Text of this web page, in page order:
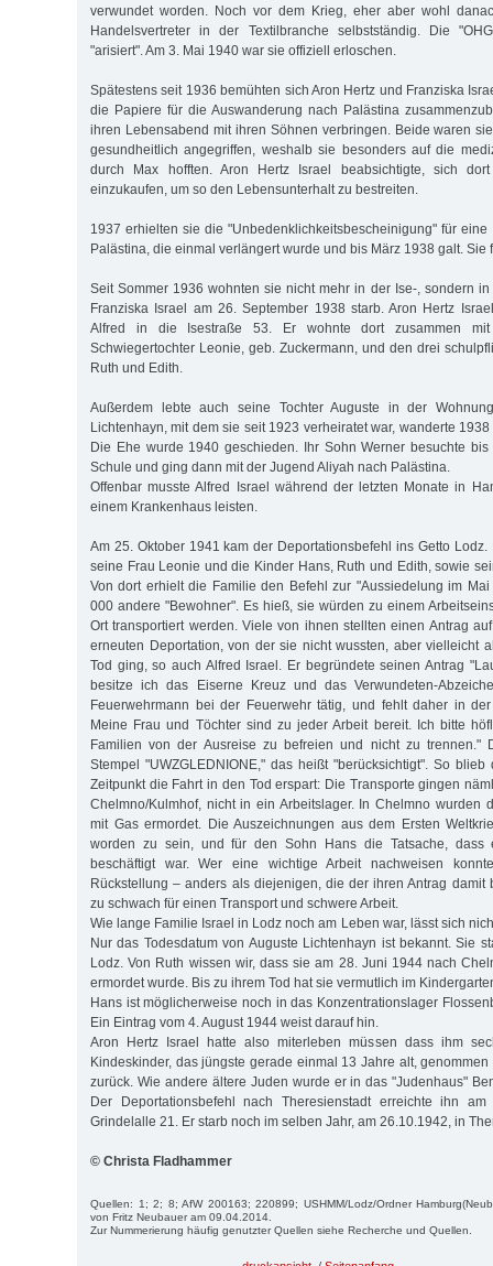
verwundet worden. Noch vor dem Krieg, eher aber wohl
Handelsvertreter in der Textilbranche selbstständig. Die
"arisiert". Am 3. Mai 1940 war sie offiziell erloschen.
Spätestens seit 1936 bemühten sich Aron Hertz und Franziska
die Papiere für die Auswanderung nach Palästina
ihren Lebensabend mit ihren Söhnen verbringen. Beide waren
gesundheitlich angegriffen, weshalb sie besonders auf die
durch Max hofften. Aron Hertz Israel beabsichtigte, sich
einzukaufen, um so den Lebensunterhalt zu bestreiten.
1937 erhielten sie die "Unbedenklichkeitsbescheinigung" für eine
Palästina, die einmal verlängert wurde und bis März 1938 galt. Sie
Seit Sommer 1936 wohnten sie nicht mehr in der Ise-, sondern
Franziska Israel am 26. September 1938 starb. Aron Hertz
Alfred in die Isestraße 53. Er wohnte dort zusammen
Schwiegertochter Leo­nie, geb. Zuckermann, und den drei
Ruth und Edith.
Außerdem lebte auch seine Tochter Auguste in der
Lichtenhayn, mit dem sie seit 1923 verheiratet war, wanderte
Die Ehe wurde 1940 geschieden. Ihr Sohn Werner besuchte
Schule und ging dann mit der Jugend Aliyah nach Palästina.
Offenbar musste Alfred Israel während der letzten Monate in
einem Krankenhaus leisten.
Am 25. Oktober 1941 kam der Deportationsbefehl ins Getto Lodz.
seine Frau Leonie und die Kinder Hans, Ruth und Edith, sowie
Von dort erhielt die Familie den Befehl zur "Aussiedelung im
000 andere "Bewohner". Es hieß, sie würden zu einem
Ort transportiert werden. Viele von ihnen stellten einen Antrag
erneuten Deportation, von der sie nicht wussten, aber vielleicht
Tod ging, so auch Alfred Israel. Er begründete seinen Antrag
besitze ich das Eiserne Kreuz und das Verwundeten-
Feuerwehrmann bei der Feuerwehr tätig, und fehlt daher in der
Meine Frau und Töchter sind zu jeder Arbeit bereit. Ich bitte
Familien von der Ausreise zu befreien und nicht zu trennen."
Stempel "UWZGLEDNIONE," das heißt "berücksichtigt". So
Zeitpunkt die Fahrt in den Tod erspart: Die Transporte gingen
Chelmno/Kulmhof, nicht in ein Arbeitslager. In Chelmno wurden
mit Gas ermordet. Die Auszeichnungen aus dem Ersten
worden zu sein, und für den Sohn Hans die Tatsache, dass
beschäftigt war. Wer eine wichtige Arbeit nachweisen
Rückstellung – anders als diejenigen, die der ihren Antrag damit
zu schwach für einen Transport und schwere Arbeit.
Wie lange Familie Israel in Lodz noch am Leben war, lässt sich
Nur das Todesdatum von Auguste Lichtenhayn ist bekannt. Sie
Lodz. Von Ruth wissen wir, dass sie am 28. Juni 1944 nach
ermordet wurde. Bis zu ihrem Tod hat sie vermutlich im
Hans ist möglicherweise noch in das Konzentrationslager
Ein Eintrag vom 4. August 1944 weist darauf hin.
Aron Hertz Israel hatte also miterleben müssen dass ihm
Kindeskinder, das jüngste gerade einmal 13 Jahre alt,
zurück. Wie andere ältere Juden wurde er in das "Judenhaus"
Der Deportationsbefehl nach Theresienstadt erreichte ihn
Grindelalle 21. Er starb noch im selben Jahr, am 26.10.1942, in
© Christa Fladhammer
Quellen: 1; 2; 8; AfW 200163; 220899; USHMM/Lodz/Ordner
von Fritz Neubauer am 09.04.2014.
Zur Nummerierung häufig genutzter Quellen siehe Recherche und Quellen.